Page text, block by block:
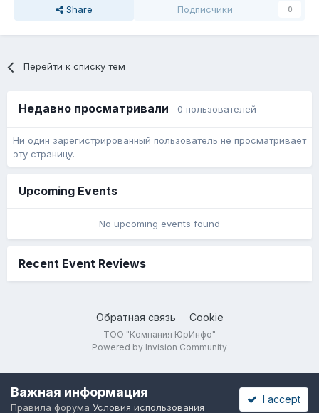
Share Подписчики 0
Перейти к списку тем
Недавно просматривали 0 пользователей
Ни один зарегистрированный пользователь не просматривает
эту страницу.
Upcoming Events
No upcoming events found
Recent Event Reviews
Обратная связь Cookie
ТОО "Компания ЮрИнфо"
Powered by Invision Community
Важная информация
Правила форума Условия использования
I accept